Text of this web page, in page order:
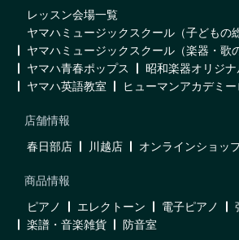
レッスン会場一覧
ヤマハミュージックスクール（子どもの
ヤマハミュージックスクール（楽器・歌
ヤマハ青春ポップス
昭和楽器オリジ
ヤマハ英語教室
ヒューマンアカデミ
店舗情報
春日部店
川越店 オンラインショッ
商品情報
ピアノ
エレクトーン 電子ピアノ
楽譜・音楽雑貨
防音室